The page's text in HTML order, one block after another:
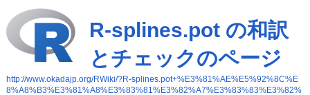
R-splines.pot の和訳
とチェックのページ
http://www.okadajp.org/RWiki/?R-splines.pot+%E3%81%AE%E5%92%8C%E
8%A8%B3%E3%81%A8%E3%83%81%E3%82%A7%E3%83%83%E3%82%